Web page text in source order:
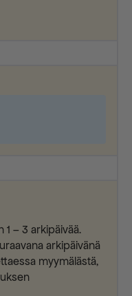
– 3 arkipäivää.
arkipäivänä
myymälästä,